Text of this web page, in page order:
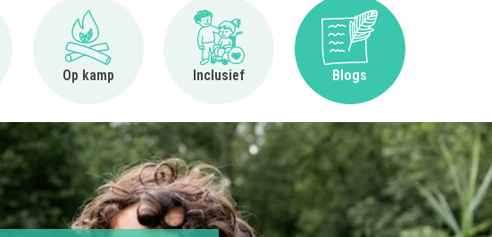
Clubjes
Op kamp
Ga naar Op kamp
Inclusief
Ga naar Inclusief
Blogs
Ga naar Blogs